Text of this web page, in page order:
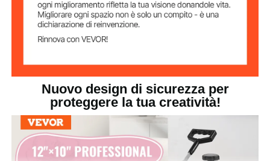
Materiali principali lamiera, lega di alluminio
Peso netto
Nuovo design di sicurezza per
proteggere la tua creatività!